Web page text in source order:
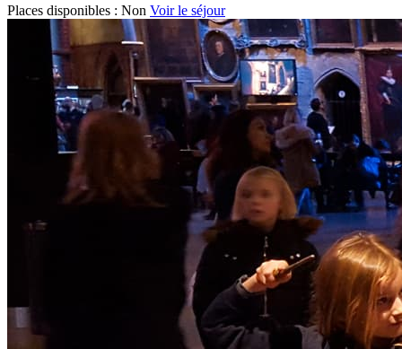
Places disponibles : Non Voir le séjour